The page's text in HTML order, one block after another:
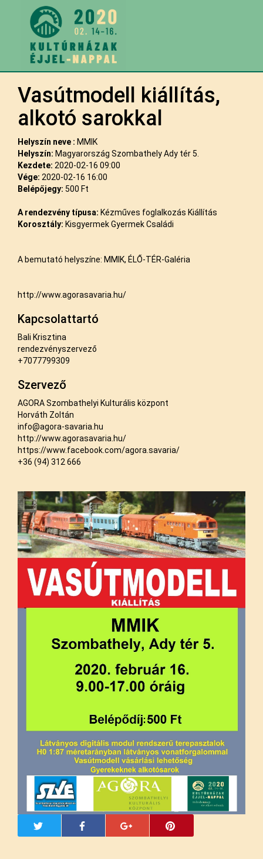
Vasútmodell kiállítás,
alkotó sarokkal
Helyszín neve : MMIK
Helyszín: Magyarország Szombathely Ady tér 5.
Kezdete: 2020-02-16 09:00
Vége: 2020-02-16 16:00
Belépőjegy: 500 Ft
A rendezvény típusa: Kézműves foglalkozás Kiállítás
Korosztály: Kisgyermek Gyermek Családi
A bemutató helyszíne: MMIK, ÉLŐ-TÉR-Galéria
http://www.agorasavaria.hu/
Kapcsolattartó
Bali Krisztina
rendezvényszervező
+7077799309
Szervező
AGORA Szombathelyi Kulturális központ
Horváth Zoltán
info@agora-savaria.hu
http://www.agorasavaria.hu/
https://www.facebook.com/agora.savaria/
+36 (94) 312 666